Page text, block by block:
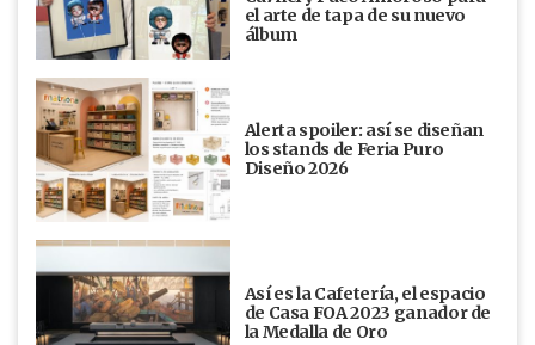
el arte de tapa de su nuevo
álbum
Alerta spoiler: así se diseñan
los stands de Feria Puro
Diseño 2026
Así es la Cafetería, el espacio
de Casa FOA 2023 ganador de
la Medalla de Oro